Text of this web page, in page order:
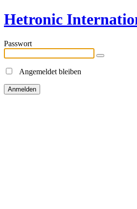
Hetronic
Passwort
Angemeldet bleiben